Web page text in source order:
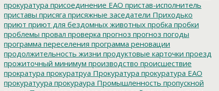
прокуратура присоединение ЕАО пристав-исполнитель
приставы присяга присяжные заседатели Приходько
приют приют для бездомных животных пробка пробки
проблемы провал проверка прогноз прогноз погоды
программа переселения программа реновации
продолжительность жизни продуктовые карточки проезд
прожиточный минимум производство происшествие
прократура прокуратруа Прокуратура прокуратура ЕАО
прокуратуура прокураура Промышленность пропускной